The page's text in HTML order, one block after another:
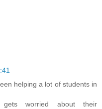
helping a lot of students in
gets worried about their